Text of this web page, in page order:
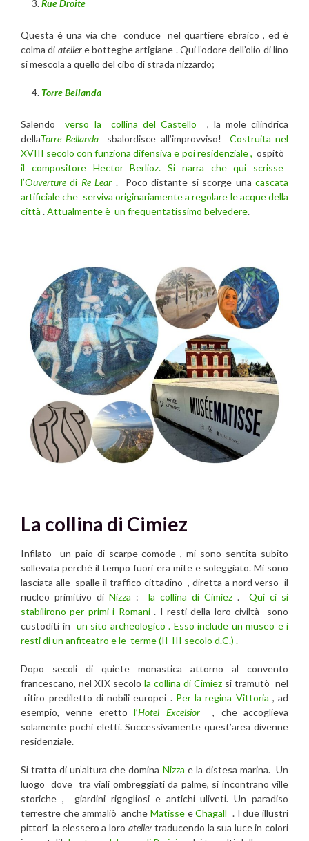
Rue Droite
Questa è una via che conduce nel quartiere ebraico , ed è
colma di ateliere botteghe artigiane . Qui l’odore dell’olio di lino
si mescola a quello del cibo di strada nizzardo;
Torre Bellanda
Salendoverso la collina del Castello
, la mole cilindrica
dellaTorre Bellanda sbalordisce all’improvviso! Costruita nel
XVIII secolo con funziona difensiva e poi residenziale , ospitò
il compositore Hector Berlioz. Si narra che qui scrisse
l’Ouverturedi Re Lear . Poco distante si scorge unacascata
artificiale che serviva originariamente a regolare le acque della
città .Attualmente è un frequentatissimo belvedere.
La collina di Cimiez
Infilato un paio di scarpe comode , mi sono sentita subito
sollevata perché il tempo fuori era mite e soleggiato. Mi sono
lasciata alle spalle il traffico cittadino , diretta a nord verso il
nucleo primitivo di Nizza : la collina di Cimiez .
Qui ci si
stabilirono per primi i Romani. I resti della loro civiltà sono
custoditi in un sito archeologico . Esso include un museo e i
resti di un anfiteatro e le terme (II-III secolo d.C.) .
Dopo secoli di quiete monastica attorno al convento
francescano, nel XIX secolo la collina di Cimiez si tramutò nel
ritiro prediletto di nobili europei . Per la regina Vittoria , ad
esempio, venne erettol’Hotel Excelsior, che accoglieva
solamente pochi eletti. Successivamente quest’area divenne
residenziale.
Si tratta di un’altura che domina Nizza e la distesa marina. Un
luogo dove tra viali ombreggiati da palme, si incontrano ville
storiche , giardini rigogliosi e antichi uliveti. Un paradiso
terrestre che ammaliò anche MatisseeChagall . I due illustri
pittori la elessero a loro ateliertraducendo la sua luce in colori